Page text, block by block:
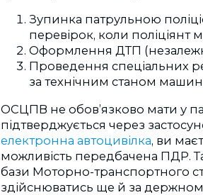
Зупинка патрульною
перевірок, коли поліціянт
Оформлення ДТП
Проведення спеціальних
за технічним станом
ОСЦПВ не обов’язково мати у
підтверджується через
електронна автоцивілка, ви
можливість передбачена ПДР.
бази Моторно-транспортного
здійснюватись ще й за